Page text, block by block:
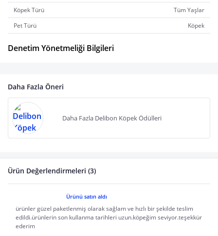
Köpek Türü
Tüm Yaşlar
Pet Türü
Köpek
Denetim Yönetmeliği Bilgileri
Daha Fazla Öneri
Daha Fazla Delibon Köpek Ödülleri
Ürün Değerlendirmeleri (3)
Ürünü satın aldı
ürünler güzel paketlenmiş olarak sağlam ve hızlı bir şekilde teslim
edildi.ürünlerin son kullanma tarihleri uzun.köpeğim seviyor.teşekkür
ederim